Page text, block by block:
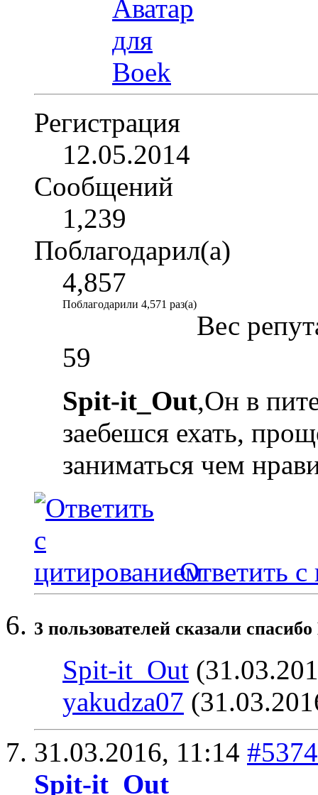
Регистрация
12.05.2014
Сообщений
1,239
Поблагодарил(а)
4,857
Поблагодарили 4,571 раз(а)
Вес
59
Spit-it_Out,Он в
заебешся ехать,
заниматься чем
Ответить с
3 пользователей сказали
Spit-it_Out
yakudza07
31.03.2016, 11:14 #5374
Spit-it_Out